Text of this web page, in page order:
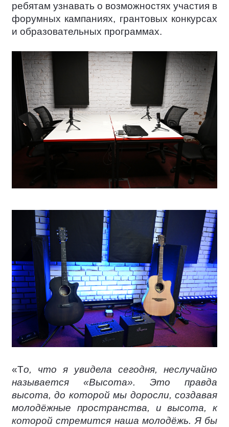
ребятам узнавать о возможностях участия в
форумных кампаниях, грантовых конкурсах
и образовательных программах.
«То, что я увидела сегодня, неслучайно
называется «Высота». Это правда
высота, до которой мы доросли, создавая
молодёжные пространства, и высота, к
которой стремится наша молодёжь. Я бы